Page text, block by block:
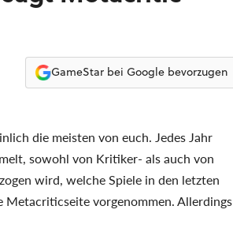
GameStar bei Google bevorzugen
die meisten von euch. Jedes Jahr
sowohl von Kritiker- als auch von
wird, welche Spiele in den letzten
vorgenommen. Allerdings